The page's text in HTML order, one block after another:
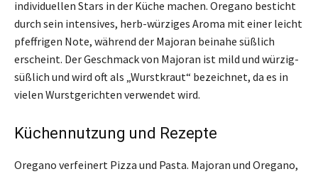
individuellen Stars in der Küche machen. Oregano besticht
durch sein intensives, herb-würziges Aroma mit einer leicht
pfeffrigen Note, während der Majoran beinahe süßlich
erscheint. Der Geschmack von Majoran ist mild und würzig-
süßlich und wird oft als „Wurstkraut“ bezeichnet, da es in
vielen Wurstgerichten verwendet wird.
Küchennutzung und Rezepte
Oregano verfeinert Pizza und Pasta. Majoran und Oregano,